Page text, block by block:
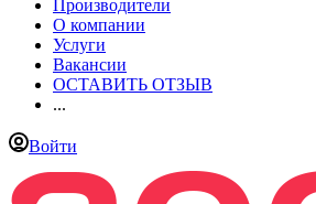
Производители
О компании
Услуги
Вакансии
ОСТАВИТЬ ОТЗЫВ
...
Войти